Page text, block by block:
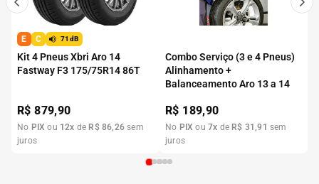
E C 71dB
Kit 4 Pneus Xbri Aro 14
Fastway F3 175/75R14 86T
R$879,90
No PIX ou 12x de R$ 86,26 sem
juros
Combo Serviço (3 e 4 Pneus)
Alinhamento +
Balanceamento Aro 13 a 14
R$ 189,90
No PIX ou7x de R$ 31 ,91 sem
juros